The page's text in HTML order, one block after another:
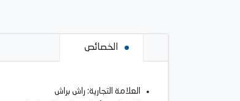
الخصائص
العلامة التجارية: راش براش